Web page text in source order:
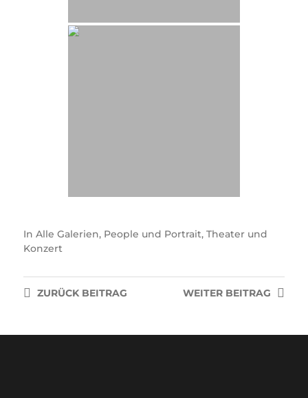
In Alle Galerien, People und Portrait, Theater und
Konzert
WEITER BEITRAG
ZURÜCKBEITRAG